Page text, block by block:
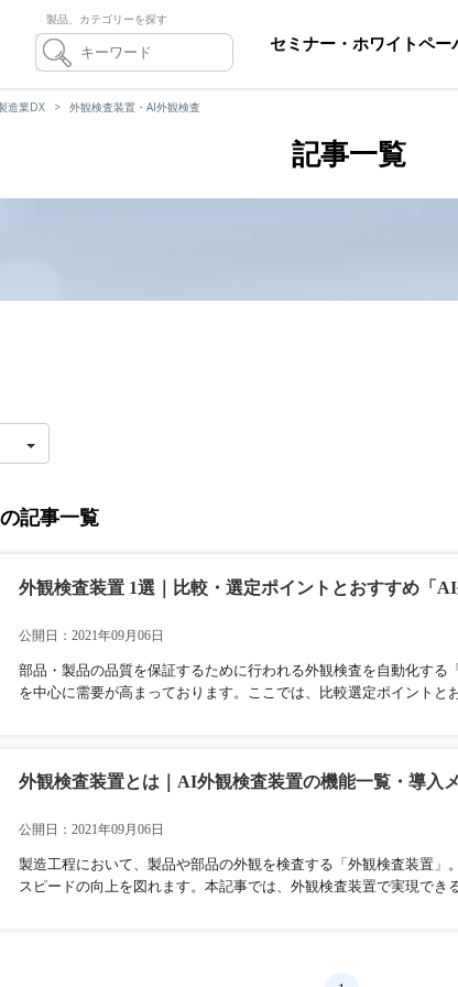
製品、カテゴリーを探す
セミナー・ホワイトペー
造業DX 外観検査装置・AI外観検査
記事一覧
記事一覧
外観検査装置 1選｜比較・選定ポイントとおすすめ「
公開日：2021年09月06日
部品・製品の品質を保証するために行われる外観検査を自動化す
を中心に需要が高まっております。ここでは、比較選定ポイントとお
外観検査装置とは｜AI外観検査装置の機能一覧・導入
公開日：2021年09月06日
製造工程において、製品や部品の外観を検査する「外観検査装置
スピードの向上を図れます。本記事では、外観検査装置で実現できる